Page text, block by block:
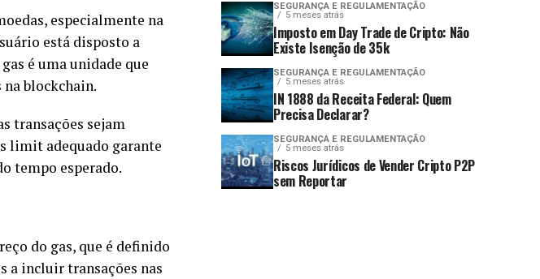
especialmente na
está disposto a
é uma unidade que
blockchain.
transações sejam
limit adequado garante
tempo esperado.
do gas, que é definido
a incluir transações nas
SEGURANÇA E REGULAMENTAÇÃO
5 meses atrás
Imposto em Day Trade de Cripto: Não
Existe Isenção de 35k
SEGURANÇA E REGULAMENTAÇÃO
5 meses atrás
IN 1888 da Receita Federal: Quem
Precisa Declarar?
SEGURANÇA E REGULAMENTAÇÃO
5 meses atrás
Riscos Jurídicos de Vender Cripto P2P
sem Reportar